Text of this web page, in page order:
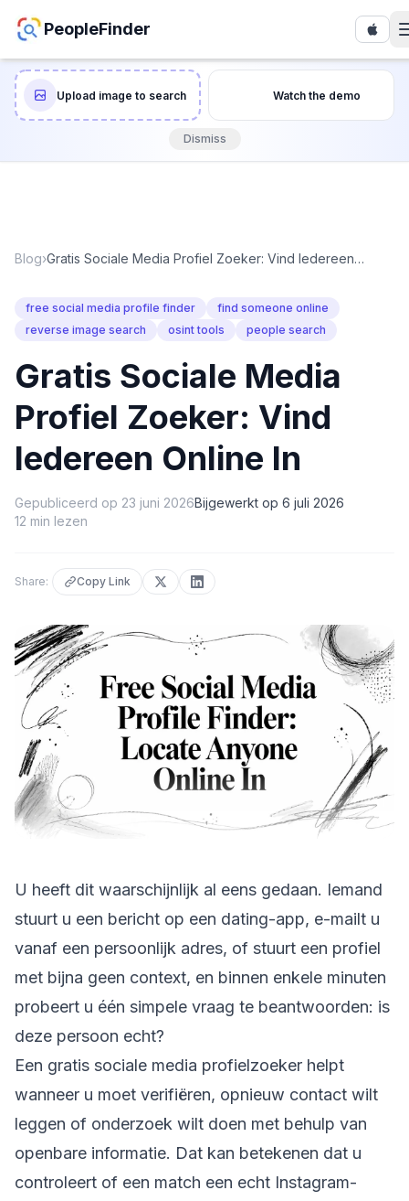
PeopleFinder
Upload image to search Watch the demo
Dismiss
Blog›Gratis Sociale Media Profiel Zoeker: Vind Iedereen
free social media profile finder
find someone online
reverse image search
osint tools people search
Gratis Sociale Media
Profiel Zoeker: Vind
Iedereen Online In
Gepubliceerd op 23 juni 2026Bijgewerkt op 6 juli 2026
12 min lezen
Share: Copy Link
U heeft dit waarschijnlijk al eens gedaan. Iemand
stuurt u een bericht op een dating-app, e-mailt u
vanaf een persoonlijk adres, of stuurt een profiel
met bijna geen context, en binnen enkele minuten
probeert u één simpele vraag te beantwoorden: is
deze persoon echt?
Een gratis sociale media profielzoeker helpt
wanneer u moet verifiëren, opnieuw contact wilt
leggen of onderzoek wilt doen met behulp van
openbare informatie. Dat kan betekenen dat u
controleert of een match een echt Instagram-